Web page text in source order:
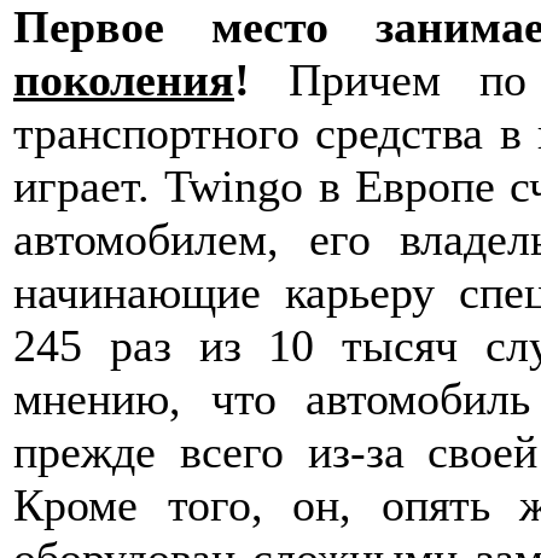
Первое место
поколения! Причем по
транспортного средства
играет. Twingo в Европе
автомобилем, его
начинающие карьеру
245 раз из 10 тысяч
мнению, что
прежде всего из-за
Кроме того, он, опять